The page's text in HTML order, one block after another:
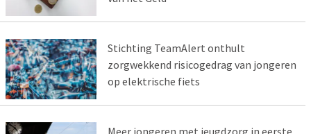
Stichting TeamAlert onthult
zorgwekkend risicogedrag van jongeren
op elektrische fiets
Meer jongeren met jeugdzorg in eerste